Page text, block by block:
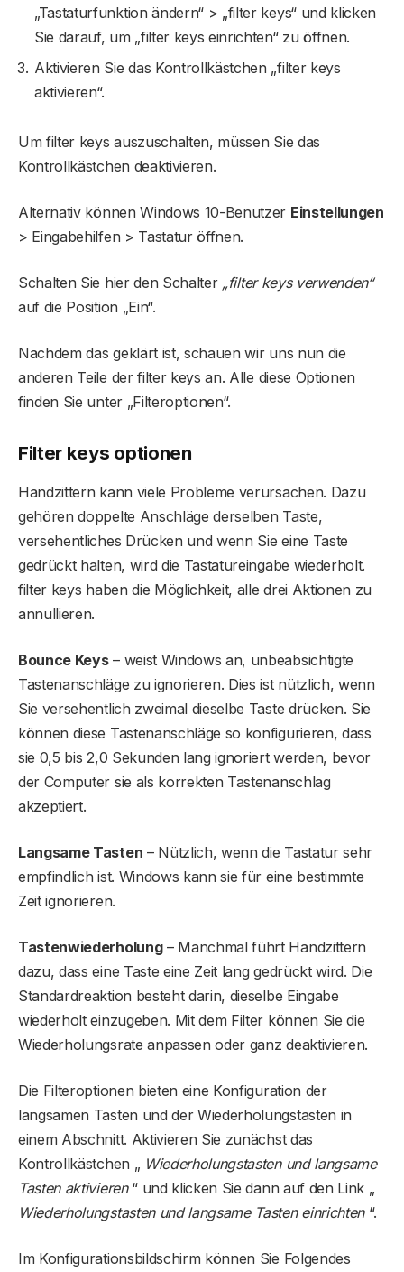
„Tastaturfunktion ändern“ > „filter keys“ und klicken
Sie darauf, um „filter keys einrichten“ zu öffnen.
Aktivieren Sie das Kontrollkästchen „filter keys
aktivieren“.
Um filter keys auszuschalten, müssen Sie das
Kontrollkästchen deaktivieren.
Alternativ können Windows 10-Benutzer Einstellungen
> Eingabehilfen > Tastatur öffnen.
Schalten Sie hier den Schalter „filter keysverwenden“
auf die Position „Ein“.
Nachdem das geklärt ist, schauen wir uns nun die
anderen Teile der filter keys an. Alle diese Optionen
finden Sie unter „Filteroptionen“.
Filter keys optionen
Handzittern kann viele Probleme verursachen. Dazu
gehören doppelte Anschläge derselben Taste,
versehentliches Drücken und wenn Sie eine Taste
gedrückt halten, wird die Tastatureingabe wiederholt.
filter keys haben die Möglichkeit, alle drei Aktionen zu
annullieren.
Bounce Keys– weist Windows an, unbeabsichtigte
Tastenanschläge zu ignorieren. Dies ist nützlich, wenn
Sie versehentlich zweimal dieselbe Taste drücken. Sie
können diese Tastenanschläge so konfigurieren, dass
sie 0,5 bis 2,0 Sekunden lang ignoriert werden, bevor
der Computer sie als korrekten Tastenanschlag
akzeptiert.
Langsame Tasten – Nützlich, wenn die Tastatur sehr
empfindlich ist. Windows kann sie für eine bestimmte
Zeit ignorieren.
Tastenwiederholung– Manchmal führt Handzittern
dazu, dass eine Taste eine Zeit lang gedrückt wird. Die
Standardreaktion besteht darin, dieselbe Eingabe
wiederholt einzugeben. Mit dem Filter können Sie die
Wiederholungsrate anpassen oder ganz deaktivieren.
Die Filteroptionen bieten eine Konfiguration der
langsamen Tasten und der Wiederholungstasten in
einem Abschnitt. Aktivieren Sie zunächst das
Kontrollkästchen „ Wiederholungstasten und langsame
Tasten aktivieren“ und klicken Sie dann auf den Link „
Wiederholungstasten und langsame Tasten einrichten“.
Im Konfigurationsbildschirm können Sie Folgendes